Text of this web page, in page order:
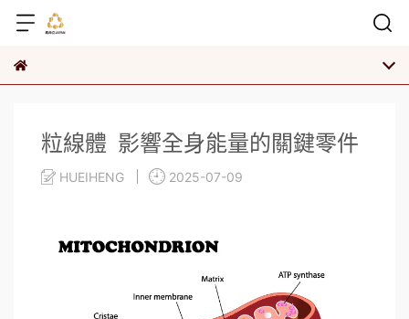
粒線體 影響全身能量的關鍵零件
HUEIHENG 2025-07-09